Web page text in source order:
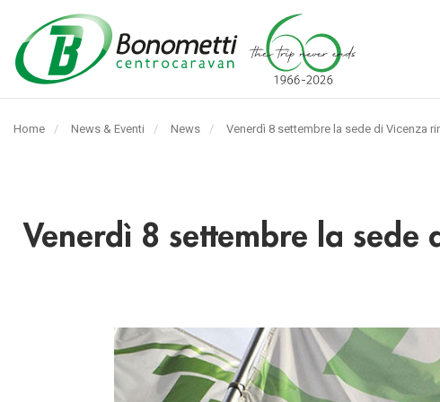
Automarket
Srl
Home News & Eventi News
Pagina
Venerdì 8 settembre la sede di Vicenza
Venerdì 8 settembre la